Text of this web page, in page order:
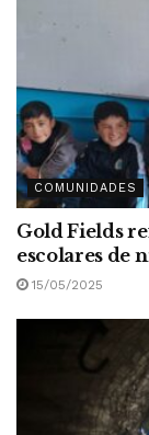
COMUNIDADES
Gold Fields
escolares de
15/05/2025